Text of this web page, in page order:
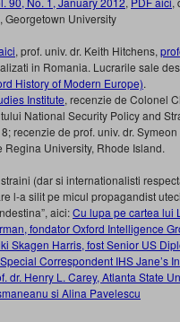
Georgetown University
, prof. univ. dr. Keith Hitchens,
in Romania. Lucrarile sale
History of Modern Europe).
Institute, recenzie de Colonel
National Security Policy and
recenzie de prof. univ. dr.
University, Rhode Island.
(dar si internationalisti
l-a silit pe micul propagandist
aici:Cu lupa pe cartea lui
fondator Oxford Intelligence
Skagen Harris, fost Senior US
Correspondent IHS Jane’s
dr. Henry L. Carey, Atlanta State
si Alina Pavelescu